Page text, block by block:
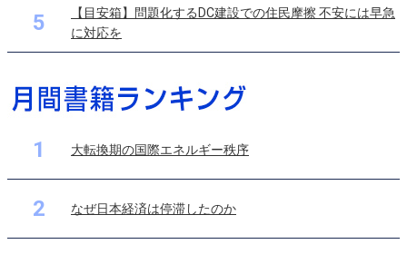
5
【目安箱】問題化するDC建設での住民摩擦 不安には早急
に対応を
1 大転換期の国際エネルギー秩序
2 なぜ日本経済は停滞したのか